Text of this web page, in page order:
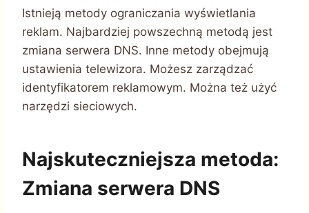
Istnieją metody ograniczania wyświetlania
reklam. Najbardziej powszechną metodą jest
zmiana serwera DNS. Inne metody obejmują
ustawienia telewizora. Możesz zarządzać
identyfikatorem reklamowym. Można też użyć
narzędzi sieciowych.
Najskuteczniejsza metoda:
Zmiana serwera DNS